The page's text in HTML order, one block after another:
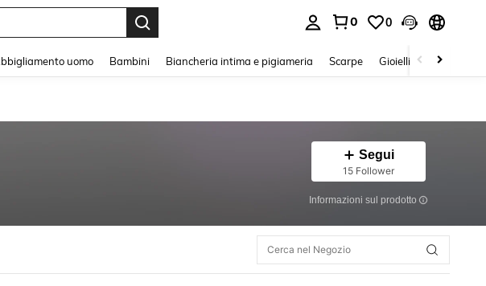
0 0
uomo Bambini Biancheria intima e pigiameria Scarpe Gioielli E Accessori
Segui
15 Follower
Informazioni sul prodotto